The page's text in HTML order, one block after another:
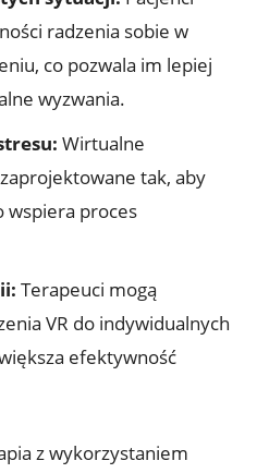
radzenia sobie​ w
co pozwala​ im lepiej
wyzwania.
Wirtualne ​
tak, aby
wspiera proces
⁤Terapeuci mogą
VR do indywidualnych
efektywność
⁢z wykorzystaniem